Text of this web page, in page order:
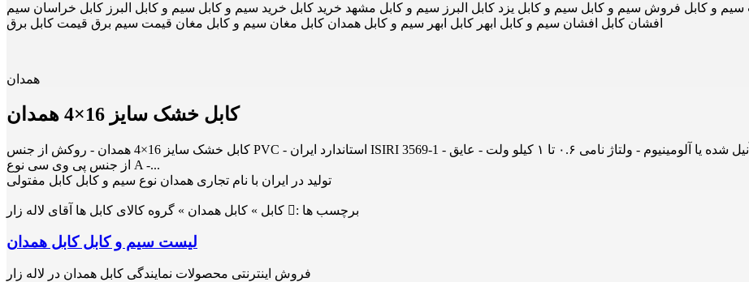
و کابل فروش سیم و کابل سیم و کابل یزد کابل البرز سیم و کابل مشهد خرید کابل خرید سیم و کابل سیم و کابل البرز کابل خراسان سیم
افشان کابل افشان سیم و کابل ابهر کابل ابهر سیم و کابل همدان کابل مغان سیم و کابل مغان قیمت سیم برق قیمت کابل برق
همدان
کابل خشک سایز 16×4 همدان
کابل خشک سایز 16×4 همدان - روکش از جنس PVC - استاندارد ایران ISIRI 3569-1 - ماکزیمم دمای کاربری هادی ۷۰ درجه سانتی گراد - هادی مس آنیل شده یا آلومینیوم - ولتاژ نامی ۰.۶ تا ۱ کیلو ولت - عایق
از جنس پی وی سی نوع A -...
تولید در ایران با نام تجاری همدان نوع سیم و کابل کابل مفتولی
برچسب ها : کابل » کابل همدان » گروه کالای کابل ها آقای لاله زار
لیست سیم و کابل کابل همدان
فروش اینترنتی محصولات نمایندگی کابل همدان در لاله زار